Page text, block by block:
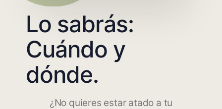
Lo sabrás:
Cuándo y
dónde.
¿No quieres estar atado a tu